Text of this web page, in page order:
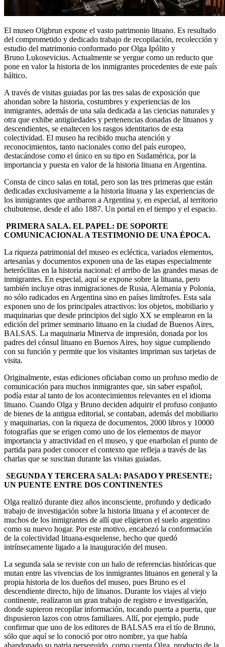
El museo Olgbrun expone el vasto patrimonio lituano. Es resultado
del comprometido y dedicado trabajo de recopilación, recolección y
estudio del matrimonio conformado por Olga Ipólito y
Bruno Lukosevicius. Actualmente se yergue como un reducto que
pone en valor la historia de los inmigrantes procedentes de este país
báltico.
A través de visitas guiadas por las tres salas de exposición que
ahondan sobre la historia, costumbres y experiencias de los
inmigrantes, además de una sala dedicada a las ciencias naturales y
otra que exhibe antigüedades y pertenencias donadas de lituanos y
descendientes, se enaltecen los rasgos identitarios de esta
colectividad. El museo ha recibido mucha atención y
reconocimientos, tanto nacionales como del país europeo,
destacándose como el único en su tipo en Sudamérica, por la
importancia y puesta en valor de la historia lituana en Argentina.
Consta de cinco salas en total, pero son las tres primeras que están
dedicadas exclusivamente a la historia lituana y las experiencias de
los inmigrantes que arribaron a Argentina y, en especial, al territorio
chubutense, desde el año 1887. Un portal en el tiempo y el espacio.
PRIMERA SALA. EL PAPEL: DE SOPORTE
COMUNICACIONAL A TESTIMONIO DE UNA ÉPOCA.
La riqueza patrimonial del museo es ecléctica, variados elementos,
artesanías y documentos exponen una de las etapas especialmente
heteróclitas en la historia nacional: el arribo de las grandes masas de
inmigrantes. En especial, aquí se expone sobre la lituana, pero
también incluye otras inmigraciones de Rusia, Alemania y Polonia,
no sólo radicados en Argentina sino en países limítrofes. Esta sala
exponen uno de los principales atractivos: los objetos, mobiliario y
maquinarias que desde principios del siglo XX se emplearon en la
edición del primer seminario lituano en la ciudad de Buenos Aires,
BALSAS. La maquinaria Minerva de impresión, donada por los
padres del cónsul lituano en Buenos Aires, hoy sigue cumpliendo
con su función y permite que los visitantes impriman sus tarjetas de
visita.
Originalmente, estas ediciones oficiaban como un profuso medio de
comunicación para muchos inmigrantes que, sin saber español,
podía estar al tanto de los acontecimientos relevantes en el idioma
lituano. Cuando Olga y Bruno deciden adquirir el profuso conjunto
de bienes de la antigua editorial, se contaban, además del mobiliario
y maquinarias, con la riqueza de documentos, 2000 libros y 10000
fotografías que se erigen como uno de los elementos de mayor
importancia y atractividad en el museo, y que enarbolan el punto de
partida para poder conocer el contexto que refleja a través de las
charlas que se suscitan durante las visitas guiadas.
SEGUNDA Y TERCERA SALA: PASADO Y PRESENTE;
UN PUENTE ENTRE DOS CONTINENTES
Olga realizó durante diez años inconsciente, profundo y dedicado
trabajo de investigación sobre la historia lituana y el acontecer de
muchos de los inmigrantes de allí que eligieron el suelo argentino
como su nuevo hogar. Por este motivo, encabezó la conformación
de la colectividad lituana-esquelense, hecho que quedó
intrínsecamente ligado a la inauguración del museo.
La segunda sala se reviste con un halo de referencias históricas que
mutan entre las vivencias de los inmigrantes lituanos en general y la
propia historia de los dueños del museo, pues Bruno es el
descendiente directo, hijo de lituanos. Durante los viajes al viejo
continente, realizaron un gran trabajo de registro e investigación,
donde supieron recopilar información, tocando puerta a puerta, que
dispusieron lazos con otros familiares. Allí, por ejemplo, pude
confirmar que uno de los editores de BALSAS era el tío de Bruno,
sólo que aquí se lo conoció por otro nombre, ya que había
abandonado su patria perseguido, como cuenta Olga, producto de la